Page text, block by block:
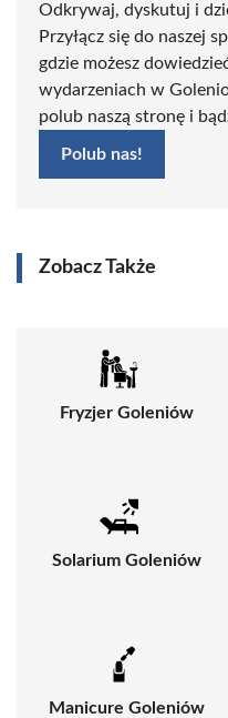
Odkrywaj, dyskutuj i
Przyłącz się do naszej
gdzie możesz
wydarzeniach w
polub naszą stronę i
Polub nas!
Zobacz Także
Fryzjer Goleniów
Solarium Goleniów
Manicure Goleniów